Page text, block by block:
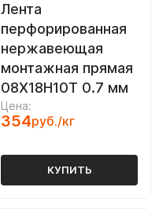
Лента
перфорированная
нержавеющая
монтажная прямая
08Х18Н10Т 0.7 мм
Цена:
354руб./кг
КУПИТЬ